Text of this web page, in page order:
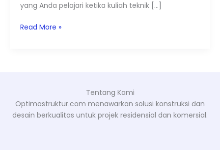
yang Anda pelajari ketika kuliah teknik […]
Read More »
Tentang Kami
Optimastruktur.com menawarkan solusi konstruksi dan
desain berkualitas untuk projek residensial dan komersial.